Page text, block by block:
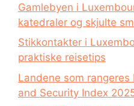
Gamlebyen i
katedraler og skjulte
Stikkontakter i
praktiske reisetips
Landene som rangeres
and Security Index